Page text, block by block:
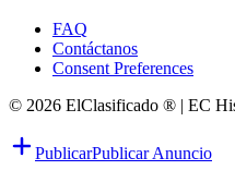
FAQ
Contáctanos
Consent Preferences
© 2026 ElClasificado ® | EC
PublicarPublicar Anuncio